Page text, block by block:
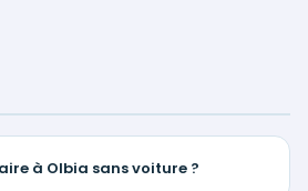
à Olbia sans voiture ?